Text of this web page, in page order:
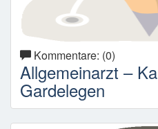
Kommentare: (0)
Allgemeinarzt –
Gardelegen